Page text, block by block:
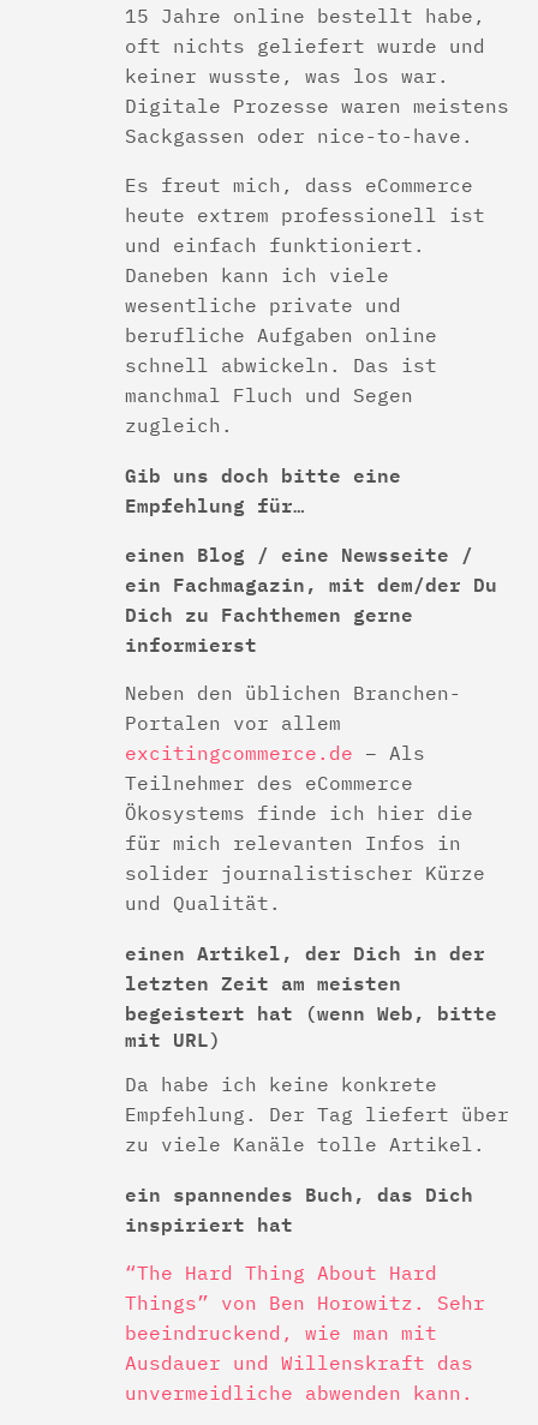
15 Jahre online bestellt habe,
oft nichts geliefert wurde und
keiner wusste, was los war.
Digitale Prozesse waren meistens
Sackgassen oder nice-to-have.
Es freut mich, dass eCommerce
heute extrem professionell ist
und einfach funktioniert.
Daneben kann ich viele
wesentliche private und
berufliche Aufgaben online
schnell abwickeln. Das ist
manchmal Fluch und Segen
zugleich.
Gib uns doch bitte eine
Empfehlung für…
einen Blog / eine Newsseite /
ein Fachmagazin, mit dem/der Du
Dich zu Fachthemen gerne
informierst
Neben den üblichen Branchen-
Portalen vor allem
excitingcommerce.de – Als
Teilnehmer des eCommerce
Ökosystems finde ich hier die
für mich relevanten Infos in
solider journalistischer Kürze
und Qualität.
einen Artikel, der Dich in der
letzten Zeit am meisten
begeistert hat (wenn Web, bitte
mit URL)
Da habe ich keine konkrete
Empfehlung. Der Tag liefert über
zu viele Kanäle tolle Artikel.
ein spannendes Buch, das Dich
inspiriert hat
“The Hard Thing About Hard
Things” von Ben Horowitz. Sehr
beeindruckend, wie man mit
Ausdauer und Willenskraft das
unvermeidliche abwenden kann.